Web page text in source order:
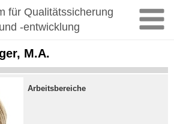
für Qualitätssicherung
und -entwicklung
M.A.
Arbeitsbereiche